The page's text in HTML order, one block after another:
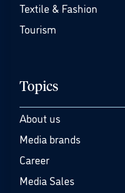
Textile & Fashion
Tourism
Topics
About us
Media brands
Career
Media Sales